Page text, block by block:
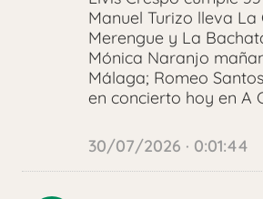
Manuel Turizo lleva La
Merengue y La
Mónica Naranjo
Málaga; Romeo
en concierto hoy en A
30/07/2026 · 0:01:44